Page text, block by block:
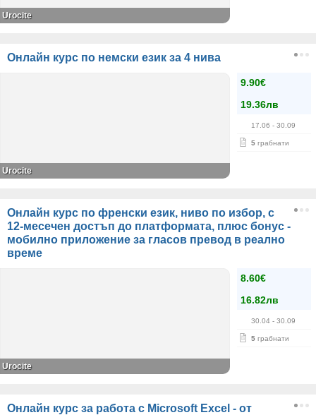
Urocite
Онлайн курс по немски език за 4 нива
9.90€
19.36лв
17.06 - 30.09
5 грабнати
Urocite
Онлайн курс по френски език, ниво по избор, с
12-месечен достъп до платформата, плюс бонус -
мобилно приложение за гласов превод в реално
време
8.60€
16.82лв
30.04 - 30.09
5 грабнати
Urocite
Онлайн курс за работа с Microsoft Excel - от